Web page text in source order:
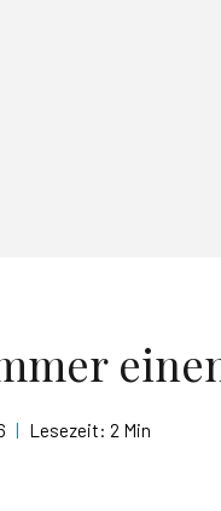
| Lesezeit: 2 Min